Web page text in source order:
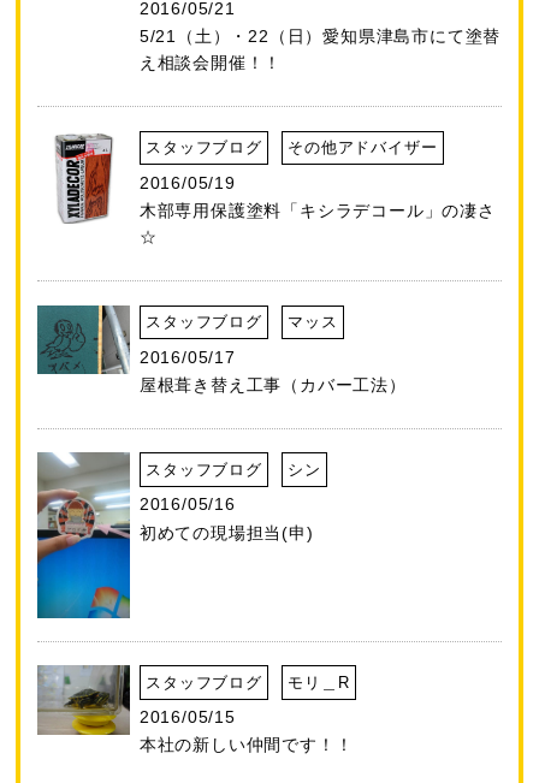
2016/05/21
5/21（土）・22（日）愛知県津島市にて塗替
え相談会開催！！
スタッフブログ その他アドバイザー
2016/05/19
木部専用保護塗料「キシラデコール」の凄さ
☆
スタッフブログ マッス
2016/05/17
屋根葺き替え工事（カバー工法）
スタッフブログ シン
2016/05/16
初めての現場担当(申)
スタッフブログ モリ＿R
2016/05/15
本社の新しい仲間です！！